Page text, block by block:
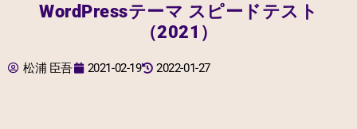
WordPressテーマ スピードテスト
（2021）
松浦 臣吾 2021-02-19 2022-01-27